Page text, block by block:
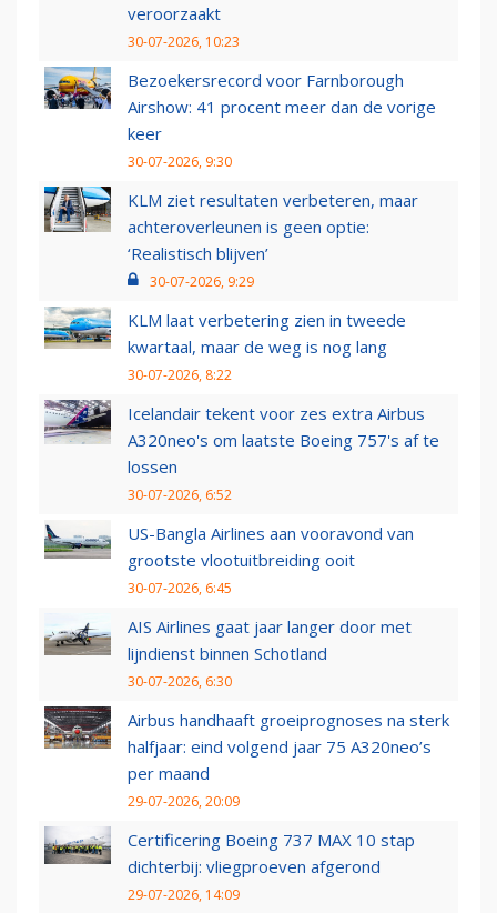
veroorzaakt
30-07-2026, 10:23
Bezoekersrecord voor Farnborough
Airshow: 41 procent meer dan de vorige
keer
30-07-2026, 9:30
KLM ziet resultaten verbeteren, maar
achteroverleunen is geen optie:
‘Realistisch blijven’
30-07-2026, 9:29
KLM laat verbetering zien in tweede
kwartaal, maar de weg is nog lang
30-07-2026, 8:22
Icelandair tekent voor zes extra Airbus
A320neo's om laatste Boeing 757's af te
lossen
30-07-2026, 6:52
US-Bangla Airlines aan vooravond van
grootste vlootuitbreiding ooit
30-07-2026, 6:45
AIS Airlines gaat jaar langer door met
lijndienst binnen Schotland
30-07-2026, 6:30
Airbus handhaaft groeiprognoses na sterk
halfjaar: eind volgend jaar 75 A320neo’s
per maand
29-07-2026, 20:09
Certificering Boeing 737 MAX 10 stap
dichterbij: vliegproeven afgerond
29-07-2026, 14:09